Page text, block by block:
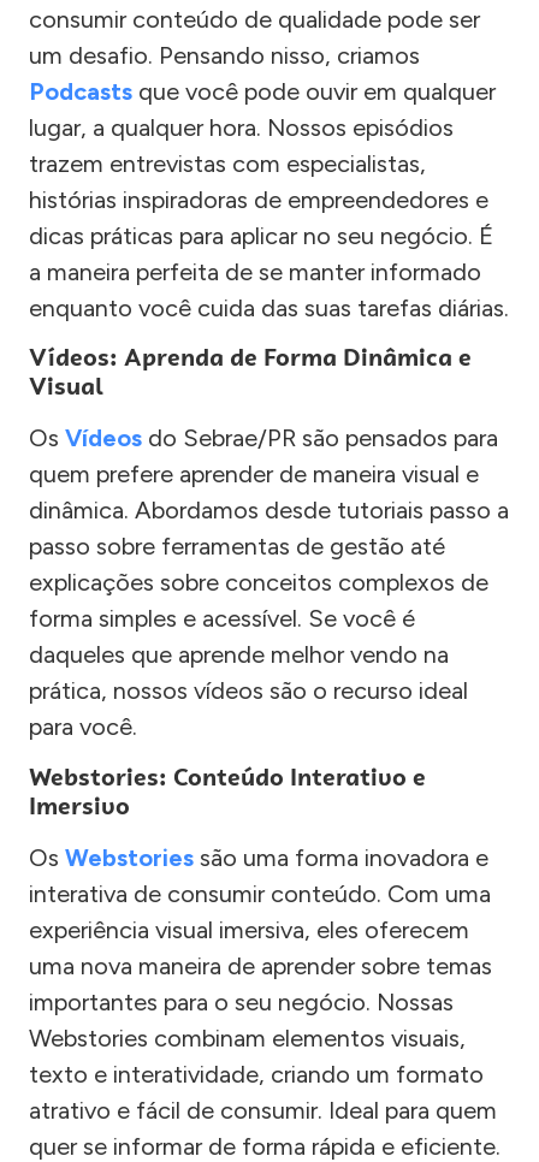
consumir conteúdo de qualidade pode ser
um desafio. Pensando nisso, criamos
Podcasts que você pode ouvir em qualquer
lugar, a qualquer hora. Nossos episódios
trazem entrevistas com especialistas,
histórias inspiradoras de empreendedores e
dicas práticas para aplicar no seu negócio. É
a maneira perfeita de se manter informado
enquanto você cuida das suas tarefas diárias.
Vídeos: Aprenda de Forma Dinâmica e
Visual
Os Vídeos do Sebrae/PR são pensados para
quem prefere aprender de maneira visual e
dinâmica. Abordamos desde tutoriais passo a
passo sobre ferramentas de gestão até
explicações sobre conceitos complexos de
forma simples e acessível. Se você é
daqueles que aprende melhor vendo na
prática, nossos vídeos são o recurso ideal
para você.
Webstories: Conteúdo Interativo e
Imersivo
Os Webstories são uma forma inovadora e
interativa de consumir conteúdo. Com uma
experiência visual imersiva, eles oferecem
uma nova maneira de aprender sobre temas
importantes para o seu negócio. Nossas
Webstories combinam elementos visuais,
texto e interatividade, criando um formato
atrativo e fácil de consumir. Ideal para quem
quer se informar de forma rápida e eficiente.